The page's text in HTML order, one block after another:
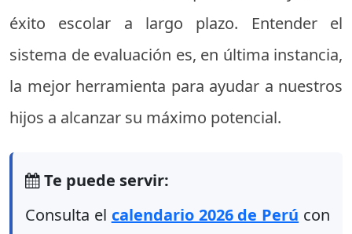
éxito escolar a largo plazo. Entender el
sistema de evaluación es, en última instancia,
la mejor herramienta para ayudar a nuestros
hijos a alcanzar su máximo potencial.
Te puede servir:
Consulta el calendario 2026 de Perú con